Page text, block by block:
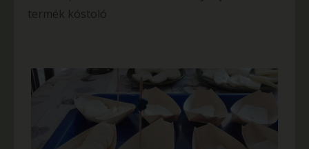
termék kóstoló